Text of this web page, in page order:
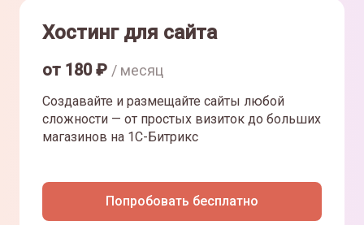
Хостинг для сайта
от 180₽ / месяц
Создавайте и размещайте сайты любой
сложности — от простых визиток до больших
магазинов на 1С-Битрикс
Попробовать бесплатно